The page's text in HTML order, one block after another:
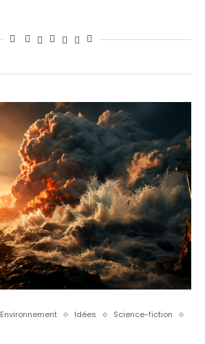
Environnement Idées
Science-fiction